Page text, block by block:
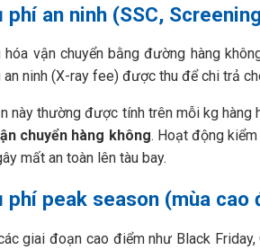
phí an ninh (SSC,
hóa vận chuyển bằng đường hàng
an ninh (X-ray fee) được thu để chi trả
này thường được tính trên mỗi kg
chuyển hàng không. Hoạt động
mất an toàn lên tàu bay.
phí peak season (mùa cao
giai đoạn cao điểm như Black